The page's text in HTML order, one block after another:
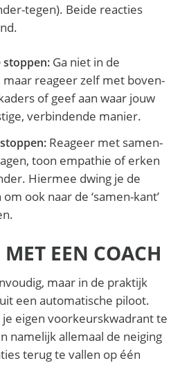
tegen). Beide reacties
stoppen: Ga niet in de
reageer zelf met boven-
of geef aan waar jouw
verbindende manier.
Reageer met samen-
toon empathie of erken
Hiermee dwing je de
ook naar de ‘samen-kant’
EEN COACH
maar in de praktijk
een automatische piloot.
eigen voorkeurskwadrant te
namelijk allemaal de neiging
terug te vallen op één